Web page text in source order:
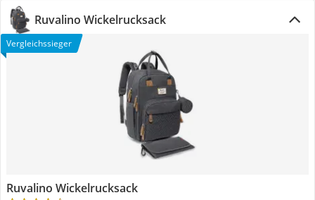
Ruvalino Wickelrucksack
Vergleichssieger
Ruvalino Wickelrucksack